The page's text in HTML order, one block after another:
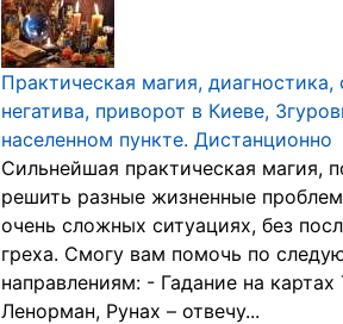
Практическая магия, диагностика,
негатива, приворот в Киеве,
населенном пункте. Дистанционно
Сильнейшая практическая магия,
решить разные жизненные
очень сложных ситуациях, без
греха. Смогу вам помочь по
направлениям: - Гадание на картах
Ленорман, Рунах – отвечу...